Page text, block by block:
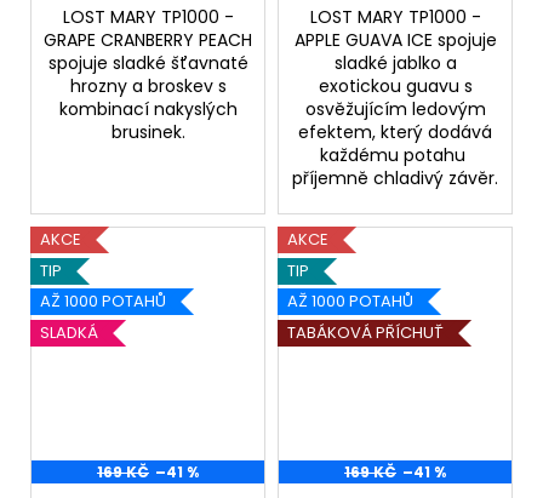
LOST MARY TP1000 -
GRAPE CRANBERRY PEACH
spojuje sladké šťavnaté
hrozny a broskev s
kombinací nakyslých
brusinek.
LOST MARY TP1000 -
APPLE GUAVA ICE spojuje
sladké jablko a
exotickou guavu s
osvěžujícím ledovým
efektem, který dodává
každému potahu
příjemně chladivý závěr.
AKCE
TIP
AŽ 1000 POTAHŮ
SLADKÁ
169 KČ –41 %
AKCE
TIP
AŽ 1000 POTAHŮ
TABÁKOVÁ PŘÍCHUŤ
169 KČ –41 %